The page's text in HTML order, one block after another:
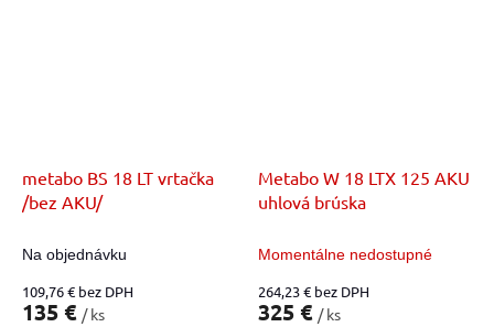
metabo BS 18 LT vrtačka
/bez AKU/
Na objednávku
109,76 € bez DPH
135 € / ks
Metabo W 18 LTX 125 AKU
uhlová brúska
Momentálne nedostupné
264,23 € bez DPH
325 € / ks